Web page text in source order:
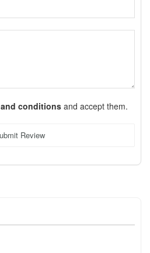
conditions and accept them.
Review